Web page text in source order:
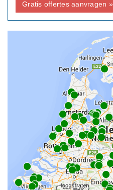
Gratis offertes aanvragen »